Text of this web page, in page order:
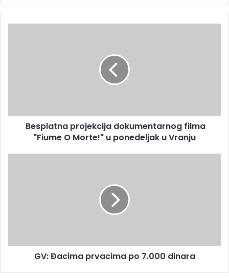
Besplatna projekcija dokumentarnog filma
"Fiume O Morte!" u ponedeljak u Vranju
GV: Đacima prvacima po 7.000 dinara